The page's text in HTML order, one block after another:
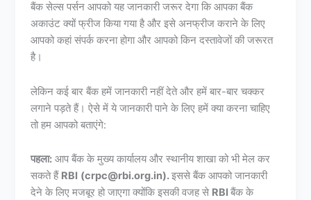
बैंक सेल्स पर्सन आपको यह जानकारी जरूर देगा कि आपका बैंक
अकाउंट क्यों फ्रीज किया गया है और इसे अनफ्रीज कराने के लिए
आपको कहां संपर्क करना होगा और आपको किन दस्तावेजों की जरूरत
है।
लेकिन कई बार बैंक हमें जानकारी नहीं देते और हमें बार-बार चक्कर
लगाने पड़ते हैं। ऐसे में ये जानकारी पाने के लिए हमें क्या करना चाहिए
तो हम आपको बताएंगे:
पहला: आप बैंक के मुख्य कार्यालय और स्थानीय शाखा को भी मेल कर
सकते हैं RBI (crpc@rbi.org.in).इससे बैंक आपको जानकारी
देने के लिए मजबूर हो जाएगा क्योंकि इसकी वजह से RBIबैंक के